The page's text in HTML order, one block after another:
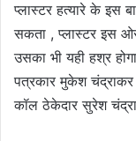
प्लास्टर हत्यारे के इस
सकता , प्लास्टर इस ओर
उसका भी यही हश्र
पत्रकार मुकेश चंद्राकर
कॉल ठेकेदार सुरेश